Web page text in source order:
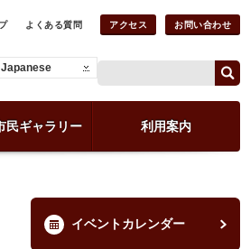
よくある質問 アクセス お問い合わせ
Japanese
民ギャラリー 利用案内
イベントカレンダー